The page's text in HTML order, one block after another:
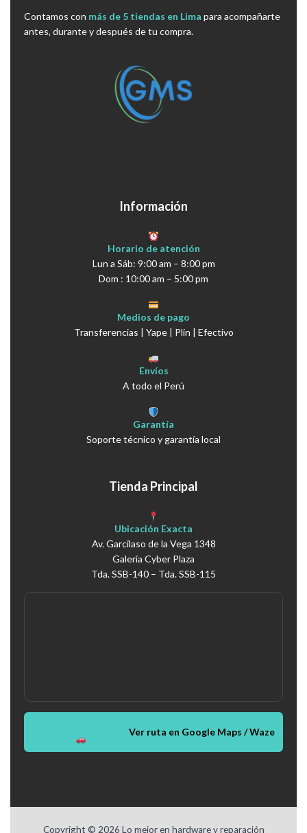
Contamos con más de 5 tiendas en Lima para acompañarte
antes, durante y después de tu compra.
Información
Horario de atención
Lun a Sáb: 9:00 am – 8:00 pm
Dom : 10:00 am – 5:00 pm
Medios de pago
Transferencias | Yape | Plin | Efectivo
Envíos
A todo el Perú
Garantía
Soporte técnico y garantía local
Tienda Principal
Ubicación Exacta
Av. Garcilaso de la Vega 1348
Galería Cyber Plaza
Tda. SSB-140 – Tda. SSB-115
Ver ruta en Google Maps / Waze
Copyright © 2026 Lo mejor en hardware y reparación